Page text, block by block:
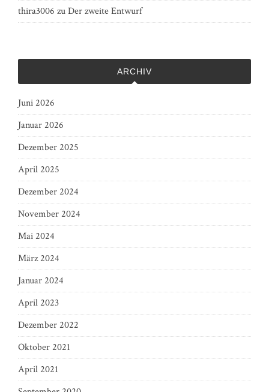
thira3006 zuDer zweite Entwurf
ARCHIV
Juni 2026
Januar 2026
Dezember 2025
April 2025
Dezember 2024
November 2024
Mai 2024
März 2024
Januar 2024
April 2023
Dezember 2022
Oktober 2021
April 2021